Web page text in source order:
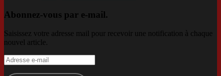
Abonnez-vous par e-mail.
Saisissez votre adresse mail pour recevoir une notification à chaque
nouvel article.
Adresse
e-